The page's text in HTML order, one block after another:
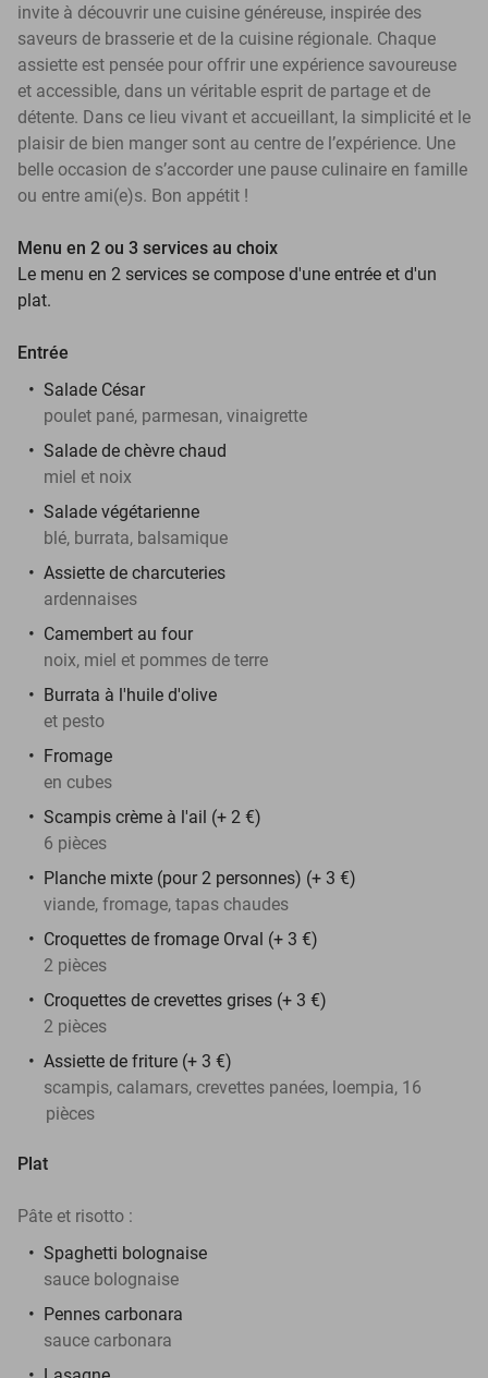
invite à découvrir une cuisine généreuse, inspirée des
saveurs de brasserie et de la cuisine régionale. Chaque
assiette est pensée pour offrir une expérience savoureuse
et accessible, dans un véritable esprit de partage et de
détente. Dans ce lieu vivant et accueillant, la simplicité et le
plaisir de bien manger sont au centre de l’expérience. Une
belle occasion de s’accorder une pause culinaire en famille
ou entre ami(e)s. Bon appétit !
Menu en 2 ou 3 services au choix
Le menu en 2 services se compose d'une entrée et d'un
plat.
Entrée
Salade César
poulet pané, parmesan, vinaigrette
Salade de chèvre chaud
miel et noix
Salade végétarienne
blé, burrata, balsamique
Assiette de charcuteries
ardennaises
Camembert au four
noix, miel et pommes de terre
Burrata à l'huile d'olive
et pesto
Fromage
en cubes
Scampis crème à l'ail (+ 2 €)
6 pièces
Planche mixte (pour 2 personnes) (+ 3 €)
viande, fromage, tapas chaudes
Croquettes de fromage Orval (+ 3 €)
2 pièces
Croquettes de crevettes grises (+ 3 €)
2 pièces
Assiette de friture (+ 3 €)
scampis, calamars, crevettes panées, loempia, 16
pièces
Plat
Pâte et risotto :
Spaghetti bolognaise
sauce bolognaise
Pennes carbonara
sauce carbonara